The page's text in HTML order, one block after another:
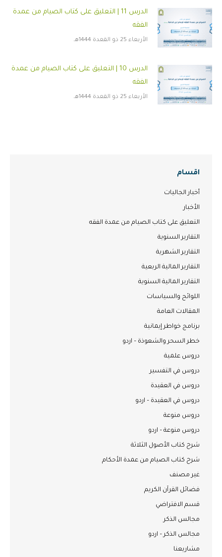
الدرس 11 | التعليق على كتاب الصيام من عمدة
الفقه
الأربعاء 25 ذو القعدة 1444هـ
الدرس 10 | التعليق على كتاب الصيام من عمدة
الفقه
الأربعاء 25 ذو القعدة 1444هـ
اقسام
أخبار الجاليات
الأخبار
التعليق على كتاب الصيام من عمدة الفقه
التقارير السنوية
التقارير الشهرية
التقارير المالية الربعية
التقارير المالية السنوية
اللوائح والسياسات
المقالات العامة
برنامج خواطر إيمانية
خطر السحر والشعوذة – اردو
دروس علمية
دروس في التفسير
دروس في العقيدة
دروس في العقيدة – اردو
دروس منوعة
دروس منوعة – اردو
شرح كتاب الأصول الثلاثة
شرح كتاب الصيام من عمدة الأحكام
غير مصنف
فضائل القرآن الكريم
قسم الافتراضي
مجالس الذكر
مجالس الذكر – اردو
مشاريعنا